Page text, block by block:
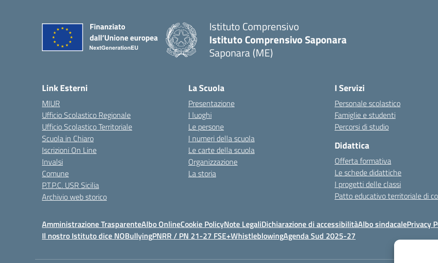
Istituto Comprensivo
Istituto Comprensivo Saponara
Saponara (ME)
Link Esterni
MIUR
Ufficio Scolastico Regionale
Ufficio Scolastico Territoriale
Scuola in Chiaro
Iscrizioni On Line
Invalsi
Comune
P.T.P.C. USR Sicilia
Archivio web storico
La Scuola
Presentazione
I luoghi
Le persone
I numeri della scuola
Le carte della scuola
Organizzazione
La storia
I Servizi
Personale scolastico
Famiglie e studenti
Percorsi di studio
Didattica
Offerta formativa
Le schede didattiche
I progetti delle classi
Patto educativo territoriale di
Amministrazione TrasparenteAlbo OnlineCookie PolicyNote LegaliDichiarazione di accessibilitàAlbo sindacalePrivacy
Il nostro Istituto dice NOBullyingPNRR / PN 21-27 FSE+WhistleblowingAgenda Sud 2025-27